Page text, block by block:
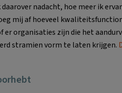
nadacht, hoe meer ik
mij af hoeveel
er organisaties zijn die het
stramien vorm te laten krijgen.